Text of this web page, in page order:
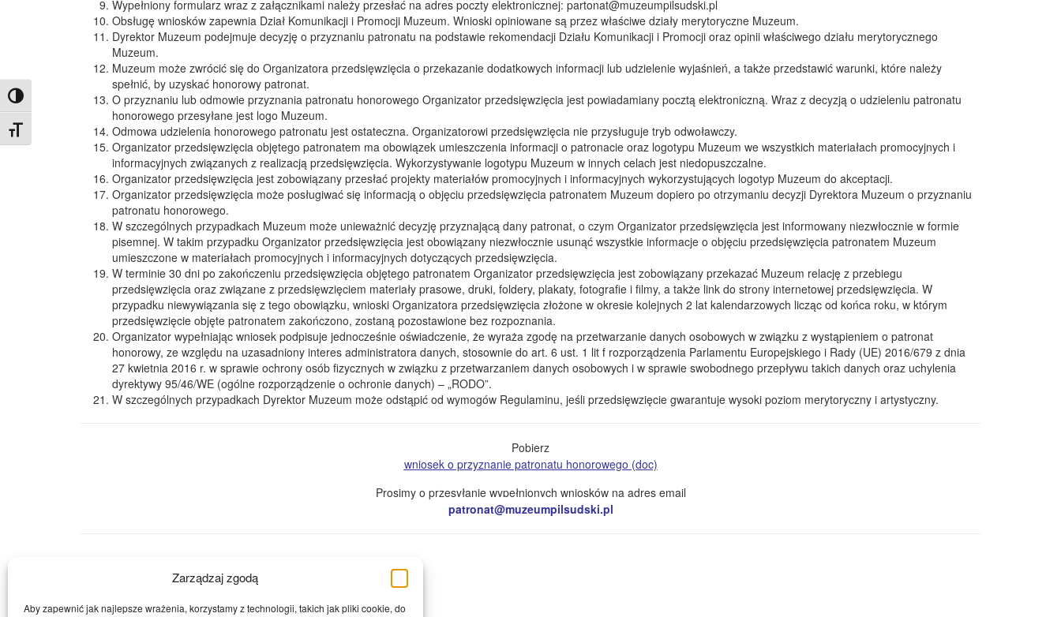
Zarządzaj zgodą
Aby zapewnić jak najlepsze wrażenia, korzystamy z technologii, takich jak pliki cookie, do
Toggle High Contrast
Toggle Font size
Wypełniony formularz wraz z załącznikami należy przesłać na adres poczty elektronicznej: partonat@muzeumpilsudski.pl
Obsługę wniosków zapewnia Dział Komunikacji i Promocji Muzeum. Wnioski opiniowane są przez właściwe działy merytoryczne Muzeum.
Dyrektor Muzeum podejmuje decyzję o przyznaniu patronatu na podstawie rekomendacji Działu Komunikacji i Promocji oraz opinii właściwego działu merytorycznego
Muzeum.
Muzeum może zwrócić się do Organizatora przedsięwzięcia o przekazanie dodatkowych informacji lub udzielenie wyjaśnień, a także przedstawić warunki, które należy
spełnić, by uzyskać honorowy patronat.
O przyznaniu lub odmowie przyznania patronatu honorowego Organizator przedsięwzięcia jest powiadamiany pocztą elektroniczną. Wraz z decyzją o udzieleniu patronatu
honorowego przesyłane jest logo Muzeum.
Odmowa udzielenia honorowego patronatu jest ostateczna. Organizatorowi przedsięwzięcia nie przysługuje tryb odwoławczy.
Organizator przedsięwzięcia objętego patronatem ma obowiązek umieszczenia informacji o patronacie oraz logotypu Muzeum we wszystkich materiałach promocyjnych i
informacyjnych związanych z realizacją przedsięwzięcia. Wykorzystywanie logotypu Muzeum w innych celach jest niedopuszczalne.
Organizator przedsięwzięcia jest zobowiązany przesłać projekty materiałów promocyjnych i informacyjnych wykorzystujących logotyp Muzeum do akceptacji.
Organizator przedsięwzięcia może posługiwać się informacją o objęciu przedsięwzięcia patronatem Muzeum dopiero po otrzymaniu decyzji Dyrektora Muzeum o przyznaniu
patronatu honorowego.
W szczególnych przypadkach Muzeum może unieważnić decyzję przyznającą dany patronat, o czym Organizator przedsięwzięcia jest informowany niezwłocznie w formie
pisemnej. W takim przypadku Organizator przedsięwzięcia jest obowiązany niezwłocznie usunąć wszystkie informacje o objęciu przedsięwzięcia patronatem Muzeum
umieszczone w materiałach promocyjnych i informacyjnych dotyczących przedsięwzięcia.
W terminie 30 dni po zakończeniu przedsięwzięcia objętego patronatem Organizator przedsięwzięcia jest zobowiązany przekazać Muzeum relację z przebiegu
przedsięwzięcia oraz związane z przedsięwzięciem materiały prasowe, druki, foldery, plakaty, fotografie i filmy, a także link do strony internetowej przedsięwzięcia. W
przypadku niewywiązania się z tego obowiązku, wnioski Organizatora przedsięwzięcia złożone w okresie kolejnych 2 lat kalendarzowych licząc od końca roku, w którym
przedsięwzięcie objęte patronatem zakończono, zostaną pozostawione bez rozpoznania.
Organizator wypełniając wniosek podpisuje jednocześnie oświadczenie, że wyraża zgodę na przetwarzanie danych osobowych w związku z wystąpieniem o patronat
honorowy, ze względu na uzasadniony interes administratora danych, stosownie do art. 6 ust. 1 lit f rozporządzenia Parlamentu Europejskiego i Rady (UE) 2016/679 z dnia
27 kwietnia 2016 r. w sprawie ochrony osób fizycznych w związku z przetwarzaniem danych osobowych i w sprawie swobodnego przepływu takich danych oraz uchylenia
dyrektywy 95/46/WE (ogólne rozporządzenie o ochronie danych) – „RODO”.
W szczególnych przypadkach Dyrektor Muzeum może odstąpić od wymogów Regulaminu, jeśli przedsięwzięcie gwarantuje wysoki poziom merytoryczny i artystyczny.
Pobierz
wniosek o przyznanie patronatu honorowego (doc)
Prosimy o przesyłanie wypełnionych wniosków na adres email
patronat@muzeumpilsudski.pl